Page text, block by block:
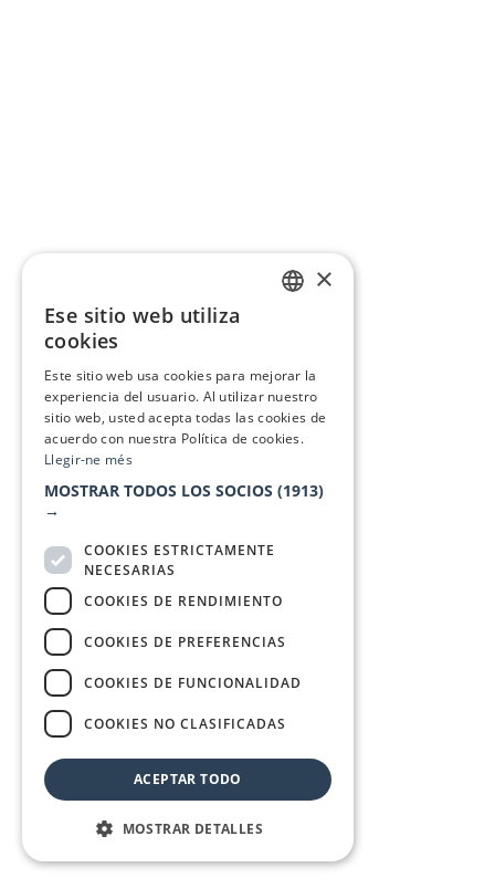
×
Ese sitio web utiliza
cookies
Este sitio web usa cookies para mejorar la
experiencia del usuario. Al utilizar nuestro
sitio web, usted acepta todas las cookies de
acuerdo con nuestra Política de cookies.
Llegir-ne més
MOSTRAR TODOS LOS SOCIOS (1913)
→
COOKIES ESTRICTAMENTE
NECESARIAS
COOKIES DE RENDIMIENTO
COOKIES DE PREFERENCIAS
COOKIES DE FUNCIONALIDAD
COOKIES NO CLASIFICADAS
ACEPTAR TODO
MOSTRAR DETALLES